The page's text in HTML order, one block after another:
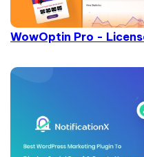
WowOptin Pro -